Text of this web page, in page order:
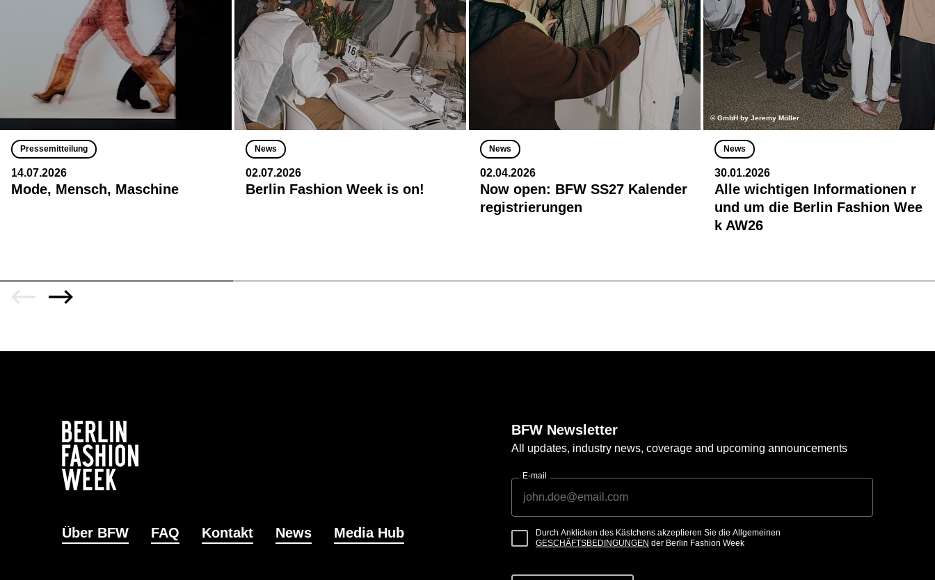
Pressemitteilung
14.07.2026
Mode, Mensch, Maschine
News
02.07.2026
Berlin Fashion Week is on!
News
02.04.2026
Now open: BFW SS27 Kalender
registrierungen
© GmbH by Jeremy Möller
News
30.01.2026
Alle wichtigen Informationen r
und um die Berlin Fashion Wee
k AW26
Über BFW FAQ Kontakt News Media Hub
BFW Newsletter
All updates, industry news, coverage and upcoming announcements
E-mail
Durch Anklicken des Kästchens akzeptieren Sie die Allgemeinen
GESCHÄFTSBEDINGUNGEN der Berlin Fashion Week